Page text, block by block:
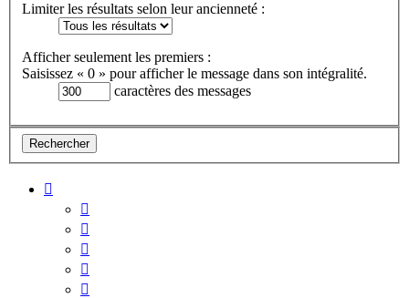
Limiter les résultats selon leur ancienneté :
Afficher seulement les premiers :
Saisissez « 0 » pour afficher le message dans son intégralité.
caractères des messages